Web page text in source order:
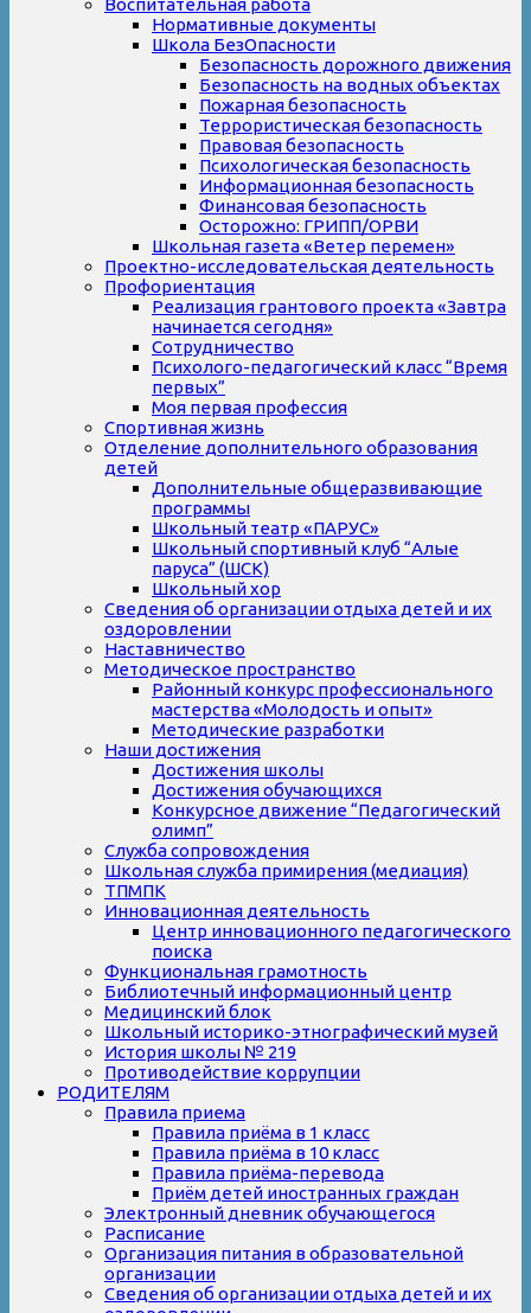
Нормативные документы
Школа БезОпасности
Безопасность дорожного движения
Безопасность на водных объектах
Пожарная безопасность
Террористическая безопасность
Правовая безопасность
Психологическая безопасность
Информационная безопасность
Финансовая безопасность
Осторожно: ГРИПП/ОРВИ
Школьная газета «Ветер перемен»
Проектно-исследовательская деятельность
Профориентация
Реализация грантового проекта «Завтра
начинается сегодня»
Сотрудничество
Психолого-педагогический класс “Время
первых”
Моя первая профессия
Спортивная жизнь
Отделение дополнительного образования
детей
Дополнительные общеразвивающие
программы
Школьный театр «ПАРУС»
Школьный спортивный клуб “Алые
паруса” (ШСК)
Школьный хор
Сведения об организации отдыха детей и их
оздоровлении
Наставничество
Методическое пространство
Районный конкурс профессионального
мастерства «Молодость и опыт»
Методические разработки
Наши достижения
Достижения школы
Достижения обучающихся
Конкурсное движение “Педагогический
олимп”
Служба сопровождения
Школьная служба примирения (медиация)
ТПМПК
Инновационная деятельность
Центр инновационного педагогического
поиска
Функциональная грамотность
Библиотечный информационный центр
Медицинский блок
Школьный историко-этнографический музей
История школы № 219
Противодействие коррупции
РОДИТЕЛЯМ
Правила приема
Правила приёма в 1 класс
Правила приёма в 10 класс
Правила приёма-перевода
Приём детей иностранных граждан
Электронный дневник обучающегося
Расписание
Организация питания в образовательной
организации
Сведения об организации отдыха детей и их